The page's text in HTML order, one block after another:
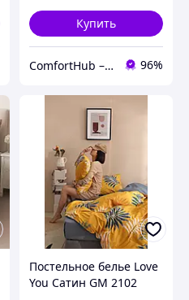
Купить
ComfortHub – ваш дом, ваш комфорт, ваше тепло 96%
Постельное белье Love
You Сатин GM 2102